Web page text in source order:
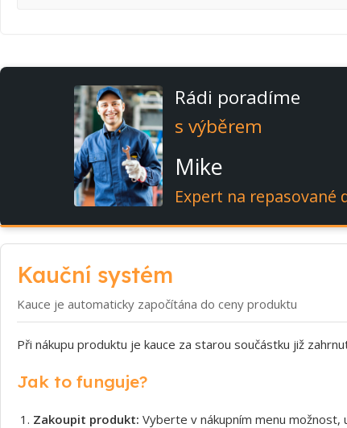
Rádi poradíme
s výběrem
Mike
Expert na repasované
Kauční systém
Kauce je automaticky započítána do ceny produktu
Při nákupu produktu je kauce za starou součástku již
Jak to funguje?
Zakoupit produkt: Vyberte v nákupním menu